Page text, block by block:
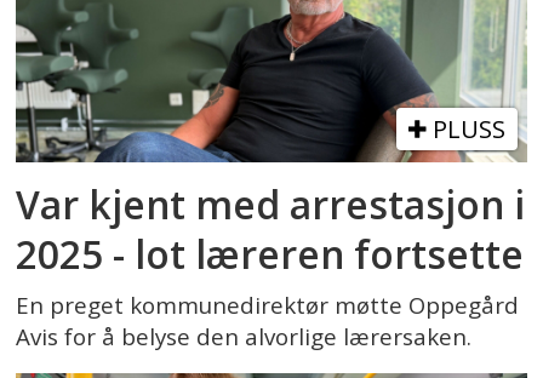
PLUSS
Var kjent med arrestasjon i
2025 - lot læreren fortsette
En preget kommunedirektør møtte Oppegård
Avis for å belyse den alvorlige lærersaken.